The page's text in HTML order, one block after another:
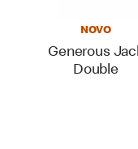
NOVO
Generous
Double